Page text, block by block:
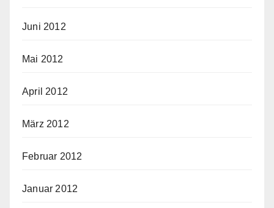
Juni 2012
Mai 2012
April 2012
März 2012
Februar 2012
Januar 2012